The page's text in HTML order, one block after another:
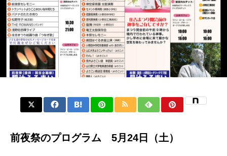
前夜祭のプログラム 5月24日（土）